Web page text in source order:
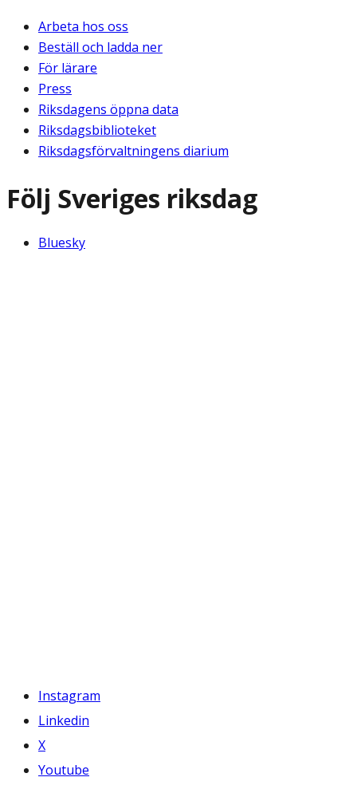
Arbeta hos oss
Beställ och ladda ner
För lärare
Press
Riksdagens öppna data
Riksdagsbiblioteket
Riksdagsförvaltningens diarium
Följ Sveriges riksdag
Bluesky
Instagram
Linkedin
X
Youtube